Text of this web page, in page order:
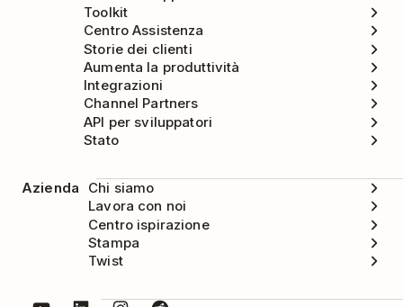
Toolkit
Centro Assistenza
Storie dei clienti
Aumenta la produttività
Integrazioni
Channel Partners
API per sviluppatori
Stato
Azienda
Chi siamo
Lavora con noi
Centro ispirazione
Stampa
Twist